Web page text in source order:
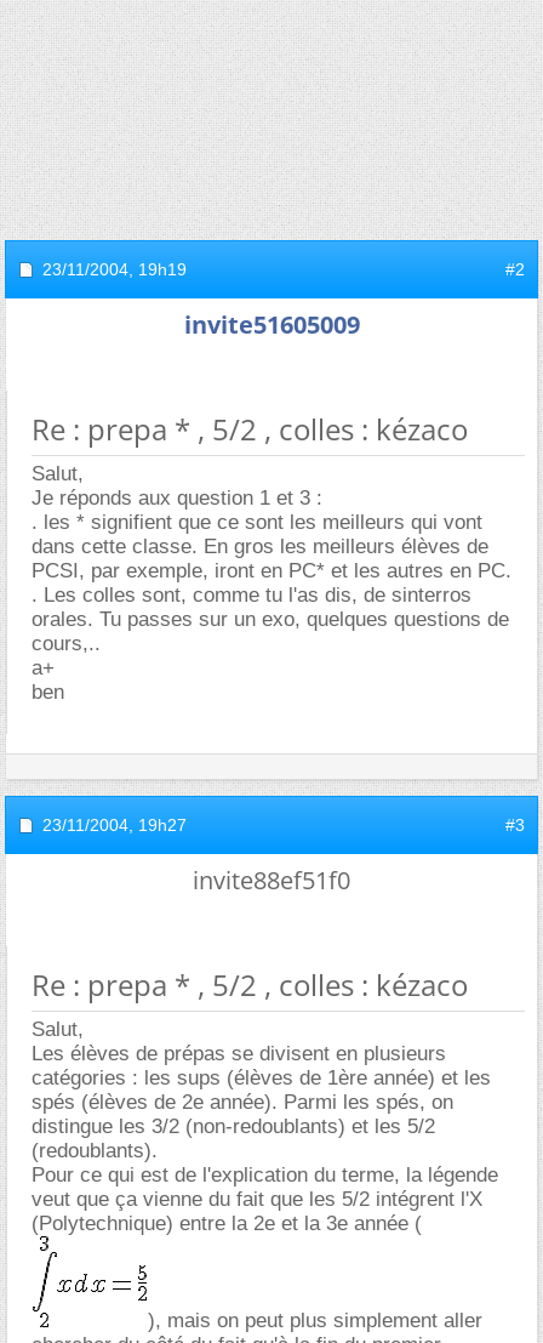
23/11/2004, 19h19 #2
invite51605009
Re : prepa * , 5/2 , colles : kézaco
Salut,
Je réponds aux question 1 et 3 :
. les * signifient que ce sont les meilleurs qui vont
dans cette classe. En gros les meilleurs élèves de
PCSI, par exemple, iront en PC* et les autres en PC.
. Les colles sont, comme tu l'as dis, de sinterros
orales. Tu passes sur un exo, quelques questions de
cours,..
a+
ben
23/11/2004, 19h27 #3
invite88ef51f0
Re : prepa * , 5/2 , colles : kézaco
Salut,
Les élèves de prépas se divisent en plusieurs
catégories : les sups (élèves de 1ère année) et les
spés (élèves de 2e année). Parmi les spés, on
distingue les 3/2 (non-redoublants) et les 5/2
(redoublants).
Pour ce qui est de l'explication du terme, la légende
veut que ça vienne du fait que les 5/2 intégrent l'X
(Polytechnique) entre la 2e et la 3e année (
), mais on peut plus simplement aller